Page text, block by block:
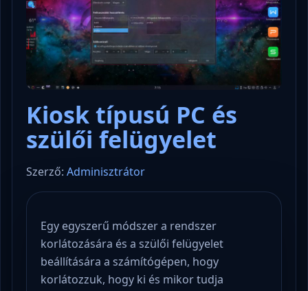
Kiosk típusú PC és
szülői felügyelet
Szerző: Adminisztrátor
Egy egyszerű módszer a rendszer
korlátozására és a szülői felügyelet
beállítására a számítógépen, hogy
korlátozzuk, hogy ki és mikor tudja